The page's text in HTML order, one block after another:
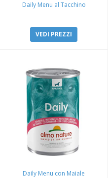
Daily Menu al Tacchino
VEDI PREZZI
Daily Menu con Maiale